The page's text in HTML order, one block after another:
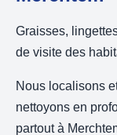
Graisses,
de visite des
Nous localisons
nettoyons en
partout à